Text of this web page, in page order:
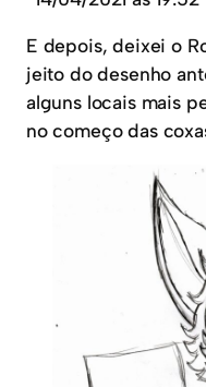
E depois, deixei o
jeito do desenho
alguns locais mais
no começo das